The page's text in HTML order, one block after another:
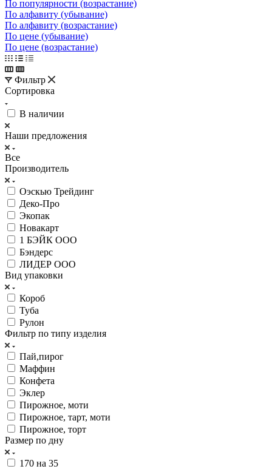
По популярности (возрастание)
По алфавиту (убывание)
По алфавиту (возрастание)
По цене (убывание)
По цене (возрастание)
Фильтр
Сортировка
В наличии
Наши предложения
Все
Производитель
Оэскью Трейдинг
Деко-Про
Экопак
Новакарт
1 БЭЙК ООО
Бэндерс
ЛИДЕР ООО
Вид упаковки
Короб
Туба
Рулон
Фильтр по типу изделия
Пай,пирог
Маффин
Конфета
Эклер
Пирожное, моти
Пирожное, тарт, моти
Пирожное, торт
Размер по дну
170 на 35